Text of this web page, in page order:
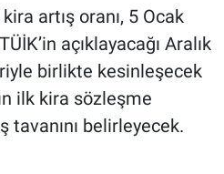
artış oranı, 5 Ocak
açıklayacağı Aralık
birlikte kesinleşecek
ilk kira sözleşme
tavanını belirleyecek.